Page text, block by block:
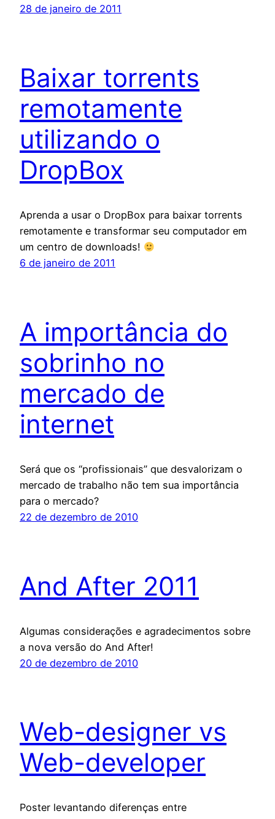
28 de janeiro de 2011
Baixar torrents
remotamente
utilizando o
DropBox
Aprenda a usar o DropBox para baixar torrents
remotamente e transformar seu computador em
um centro de downloads!
6 de janeiro de 2011
A importância do
sobrinho no
mercado de
internet
Será que os “profissionais” que desvalorizam o
mercado de trabalho não tem sua importância
para o mercado?
22 de dezembro de 2010
And After 2011
Algumas considerações e agradecimentos sobre
a nova versão do And After!
20 de dezembro de 2010
Web-designer vs
Web-developer
Poster levantando diferenças entre